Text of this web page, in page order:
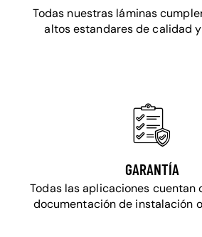
Todas nuestras láminas
altos estandares de calidad
GARANTÍA
Todas las aplicaciones cuentan
documentación de instalación